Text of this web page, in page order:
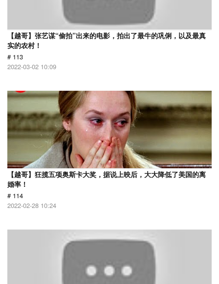
【越哥】张艺谋“偷拍”出来的电影，拍出了最牛的巩俐，以及最真
实的农村！
# 113
2022-03-02 10:09
【越哥】狂揽五项奥斯卡大奖，据说上映后，大大降低了美国的离
婚率！
# 114
2022-02-28 10:24